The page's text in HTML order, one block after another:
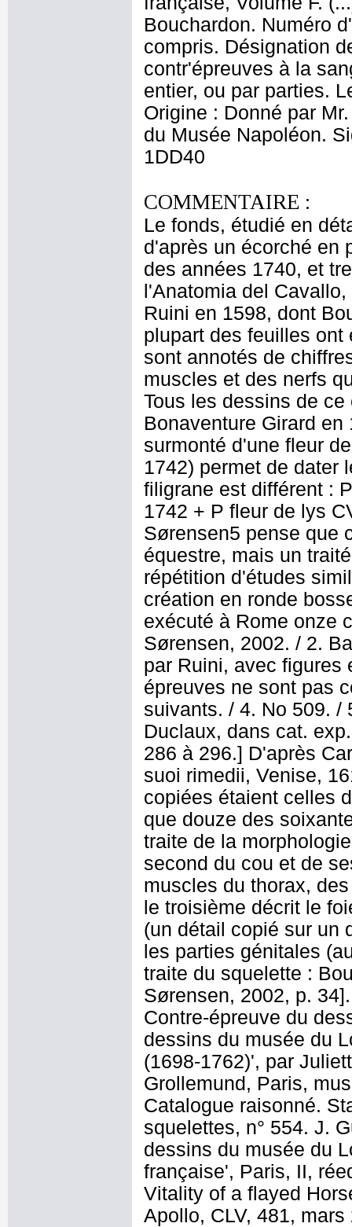
Bouchardon. Numéro
compris. Désignation
contr'épreuves à la
entier, ou par parties.
Origine : Donné par
du Musée Napoléon.
1DD40
COMMENTAIRE :
Le fonds, étudié en
d'après un écorché en
des années 1740, et
l'Anatomia del
Ruini en 1598, dont
plupart des feuilles ont
sont annotés de
muscles et des nerfs
Tous les dessins de
Bonaventure Girard
surmonté d'une fleur
1742) permet de dater
filigrane est différent :
1742 + P fleur de lys
Sørensen5 pense que
équestre, mais un
répétition d'études
création en ronde
exécuté à Rome onze
Sørensen, 2002. / 2.
par Ruini, avec figures
épreuves ne sont pas
suivants. / 4. No 509. /
Duclaux, dans cat.
286 à 296.] D'après
suoi rimedii, Venise,
copiées étaient celles
que douze des
traite de la
second du cou et de
muscles du thorax,
le troisième décrit le
(un détail copié sur un
les parties génitales
traite du squelette :
Sørensen, 2002, p.
Contre-épreuve du
dessins du musée du
(1698-1762)', par
Grollemund, Paris,
Catalogue raisonné.
squelettes, n° 554. J.
dessins du musée du
française', Paris, II,
Vitality of a flayed
Apollo, CLV, 481,